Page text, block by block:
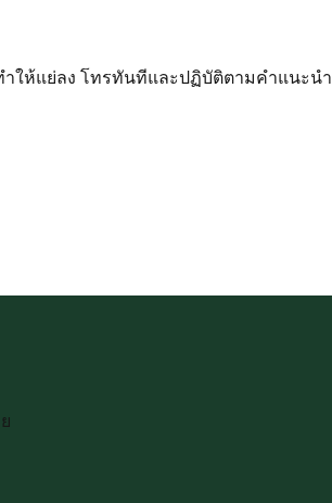
ให้แย่ลง โทรทันทีและปฏิบัติตามคำแนะนำ